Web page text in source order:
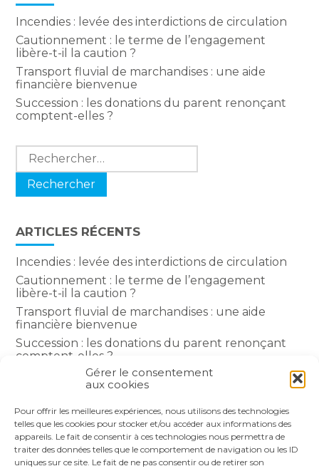
Gérer le consentement
aux cookies
Pour offrir les meilleures expériences, nous utilisons des technologies
telles que les cookies pour stocker et/ou accéder aux informations des
appareils. Le fait de consentir à ces technologies nous permettra de
traiter des données telles que le comportement de navigation ou les ID
uniques sur ce site. Le fait de ne pas consentir ou de retirer son
Incendies : levée des interdictions de circulation
Cautionnement : le terme de l’engagement
libère-t-il la caution ?
Transport fluvial de marchandises : une aide
financière bienvenue
Succession : les donations du parent renonçant
comptent-elles ?
Rechercher :
ARTICLES RÉCENTS
Incendies : levée des interdictions de circulation
Cautionnement : le terme de l’engagement
libère-t-il la caution ?
Transport fluvial de marchandises : une aide
financière bienvenue
Succession : les donations du parent renonçant
comptent-elles ?
Encadrement des loyers : une année de plus
COMMENTAIRES RÉCENTS